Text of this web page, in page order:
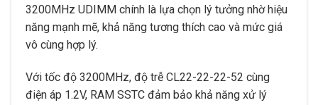
3200MHz UDIMM chính là lựa chọn lý tưởng nhờ hiệu
năng mạnh mẽ, khả năng tương thích cao và mức giá
vô cùng hợp lý.
Với tốc độ 3200MHz, độ trễ CL22-22-22-52 cùng
điện áp 1.2V, RAM SSTC đảm bảo khả năng xử lý